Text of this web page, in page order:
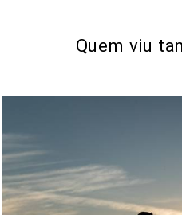
Quem viu